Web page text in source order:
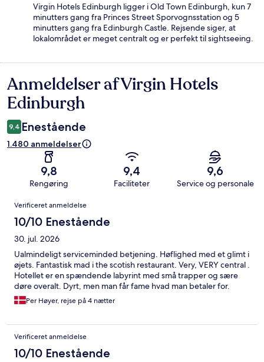
Virgin Hotels Edinburgh ligger i Old Town Edinburgh, kun 7
minutters gang fra Princes Street Sporvognsstation og 5
minutters gang fra Edinburgh Castle. Rejsende siger, at
lokalområdet er meget centralt og er perfekt til sightseeing.
Anmeldelser
Anmeldelser af Virgin Hotels
Edinburgh
9,4 Enestående
1.480 anmeldelser
9,8
Rengøring
9,4
Faciliteter
9,6
Service og personale
Anmeldelser
Verificeret anmeldelse
10/10 Enestående
30. jul. 2026
Ualmindeligt serviceminded betjening. Høflighed med et glimt i
øjets. Fantastisk mad i the scotish restaurant. Very, VERY central .
Hotellet er en spændende labyrint med små trapper og sære
døre overalt. Dyrt, men man får fame hvad man betaler for.
Per Høyer, rejse på 4 nætter
Verificeret anmeldelse
10/10 Enestående